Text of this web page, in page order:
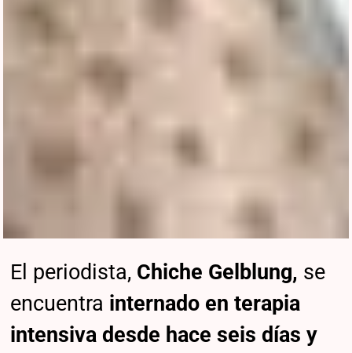
El periodista, Chiche Gelblung, se
encuentra internado en terapia
intensiva desde hace seis días y